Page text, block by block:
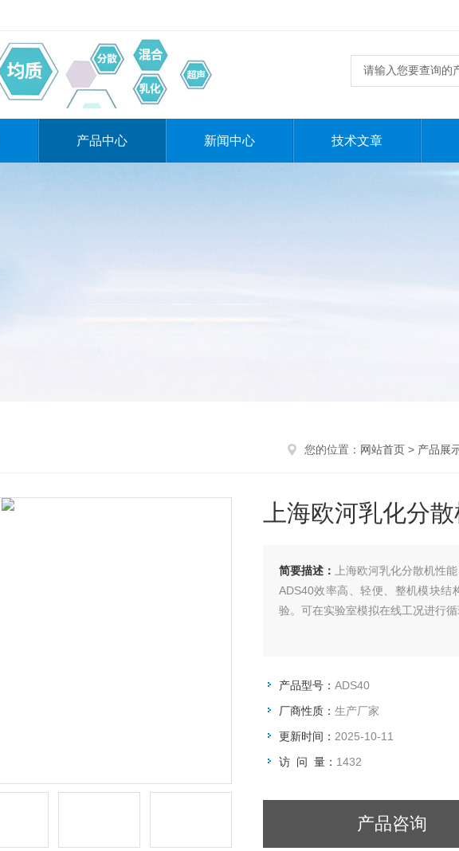
产品中心 新闻中心 技术文章
您的位置： 网站首页 > 产品展
上海欧河乳化分
简要描述：
上海欧河乳化分散机性能
ADS40效率高、轻便、整机模块
验。可在实验室模拟在线工况进行
产品型号： ADS40
厂商性质： 生产厂家
更新时间： 2025-10-11
访 问 量： 1432
产品咨询